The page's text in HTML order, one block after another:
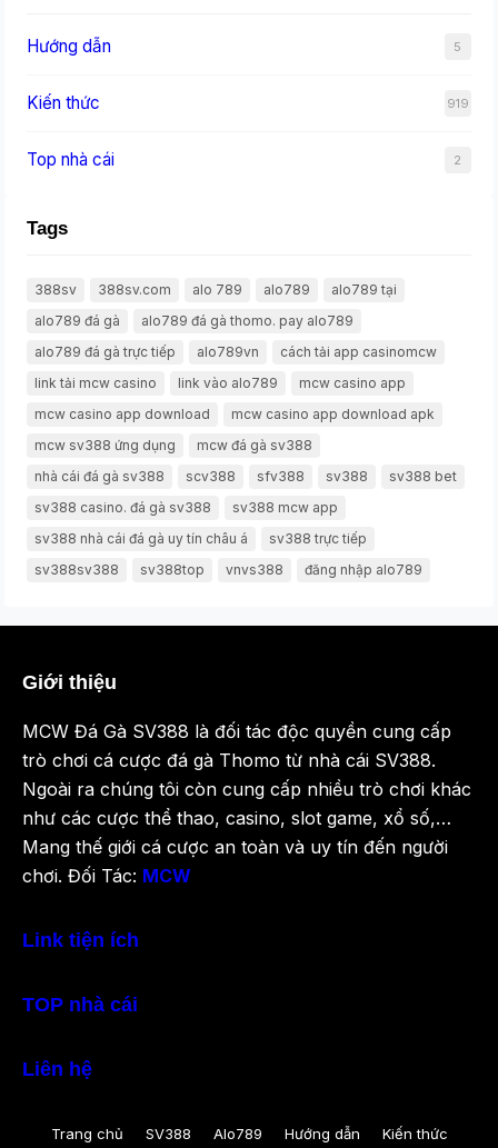
Hướng dẫn 5
Kiến thức 919
Top nhà cái 2
Tags
388sv 388sv.com alo 789 alo789
alo789 tại
alo789 đá gà
alo789 đá gà thomo. pay alo789
alo789 đá gà trực tiếp
alo789vn
cách tải app casinomcw
link tải mcw casino
link vào alo789
mcw casino app
mcw casino app download
mcw casino app download apk
mcw sv388 ứng dụng
mcw đá gà sv388
nhà cái đá gà sv388
scv388 sfv388 sv388
sv388 bet
sv388 casino. đá gà sv388
sv388 mcw app
sv388 nhà cái đá gà uy tín châu á
sv388 trực tiếp
sv388sv388
sv388top vnvs388 đăng nhập alo789
Giới thiệu
MCW Đá Gà SV388 là đối tác độc quyền cung cấp
trò chơi cá cược đá gà Thomo từ nhà cái SV388.
Ngoài ra chúng tôi còn cung cấp nhiều trò chơi khác
như các cược thể thao, casino, slot game, xổ số,…
Mang thế giới cá cược an toàn và uy tín đến người
chơi. Đối Tác: MCW
Link tiện ích
TOP nhà cái
Liên hệ
Trang chủ SV388 Alo789 Hướng dẫn Kiến thức